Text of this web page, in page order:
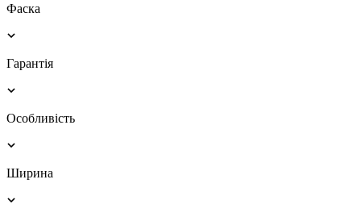
Фаска
Гарантія
Особливість
Ширина